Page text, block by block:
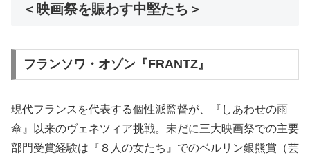
＜映画祭を賑わす中堅たち＞
フランソワ・オゾン『FRANTZ』
現代フランスを代表する個性派監督が、『しあわせの雨
傘』以来のヴェネツィア挑戦。未だに三大映画祭での主要
部門受賞経験は『８人の女たち』でのベルリン銀熊賞（芸